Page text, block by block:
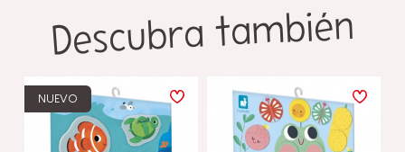
Descubra también
NUEVO